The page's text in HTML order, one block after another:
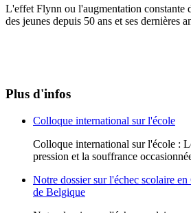
L'effet Flynn ou l'augmentation constante
des jeunes depuis 50 ans et ses dernières
Plus d'infos
Colloque international sur l'école
Colloque international sur l'école :
pression et la souffrance
Notre dossier sur l'échec scolaire
de Belgique